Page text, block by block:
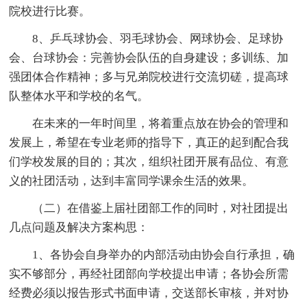
院校进行比赛。
8、乒乓球协会、羽毛球协会、网球协会、足球协
会、台球协会：完善协会队伍的自身建设；多训练、加
强团体合作精神；多与兄弟院校进行交流切磋，提高球
队整体水平和学校的名气。
在未来的一年时间里，将着重点放在协会的管理和
发展上，希望在专业老师的指导下，真正的起到配合我
们学校发展的目的；其次，组织社团开展有品位、有意
义的社团活动，达到丰富同学课余生活的效果。
（二）在借鉴上届社团部工作的同时，对社团提出
几点问题及解决方案构思：
1、各协会自身举办的内部活动由协会自行承担，确
实不够部分，再经社团部向学校提出申请；各协会所需
经费必须以报告形式书面申请，交送部长审核，并对协